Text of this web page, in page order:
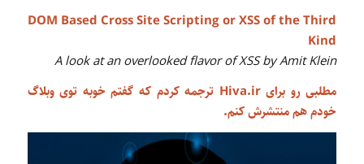
DOM Based Cross Site Scripting or XSS of the Third
Kind
A look at an overlooked flavor of XSS by Amit Klein
مطلبیرو برایHiva.ir ترجمه کردم که گفتم خوبه توی وبلاگ
خودم هم منتشرش کنم.